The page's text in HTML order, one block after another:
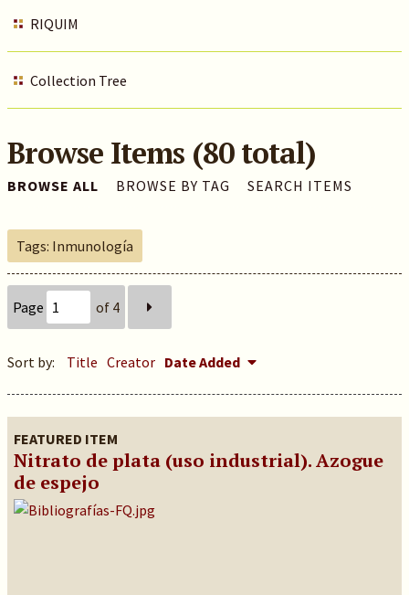
RIQUIM
Collection Tree
Browse Items (80 total)
BROWSE ALL BROWSE BY TAG SEARCH ITEMS
Tags: Inmunología
Page of 4
Sort by: Title Creator Date Added
FEATURED ITEM
Nitrato de plata (uso industrial). Azogue
de espejo